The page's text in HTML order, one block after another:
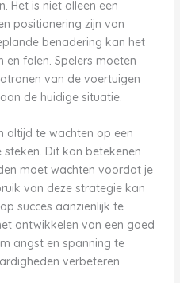
Het is niet alleen een
positionering zijn van
benadering kan het
en falen. Spelers moeten
van de voertuigen
de huidige situatie.
altijd te wachten op een
Dit kan betekenen
moet wachten voordat je
van deze strategie kan
succes aanzienlijk te
ontwikkelen van een goed
angst en spanning te
verbeteren.